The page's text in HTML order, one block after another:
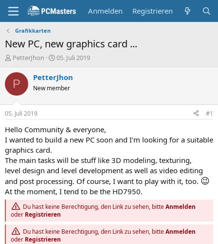
Anmelden Registrieren
Grafikkarten
New PC, new graphics card ...
E
s
e
r
PetterJhon
E
s
t
e
t
a
m
05. Juli 2019
P PetterJhon
New member
05. Juli 2019 #1
Hello Community & everyone,
I wanted to build a new PC soon and I'm looking for a suitable
graphics card.
The main tasks will be stuff like 3D modeling, texturing,
level design and level development as well as video editing
and post processing. Of course, I want to play with it, too. 😉
At the moment, I tend to be the HD7950.
Du hast keine Berechtigung, den Link zu sehen, bitteAnmelden
oder Registrieren
Du hast keine Berechtigung, den Link zu sehen, bitteAnmelden
oder Registrieren